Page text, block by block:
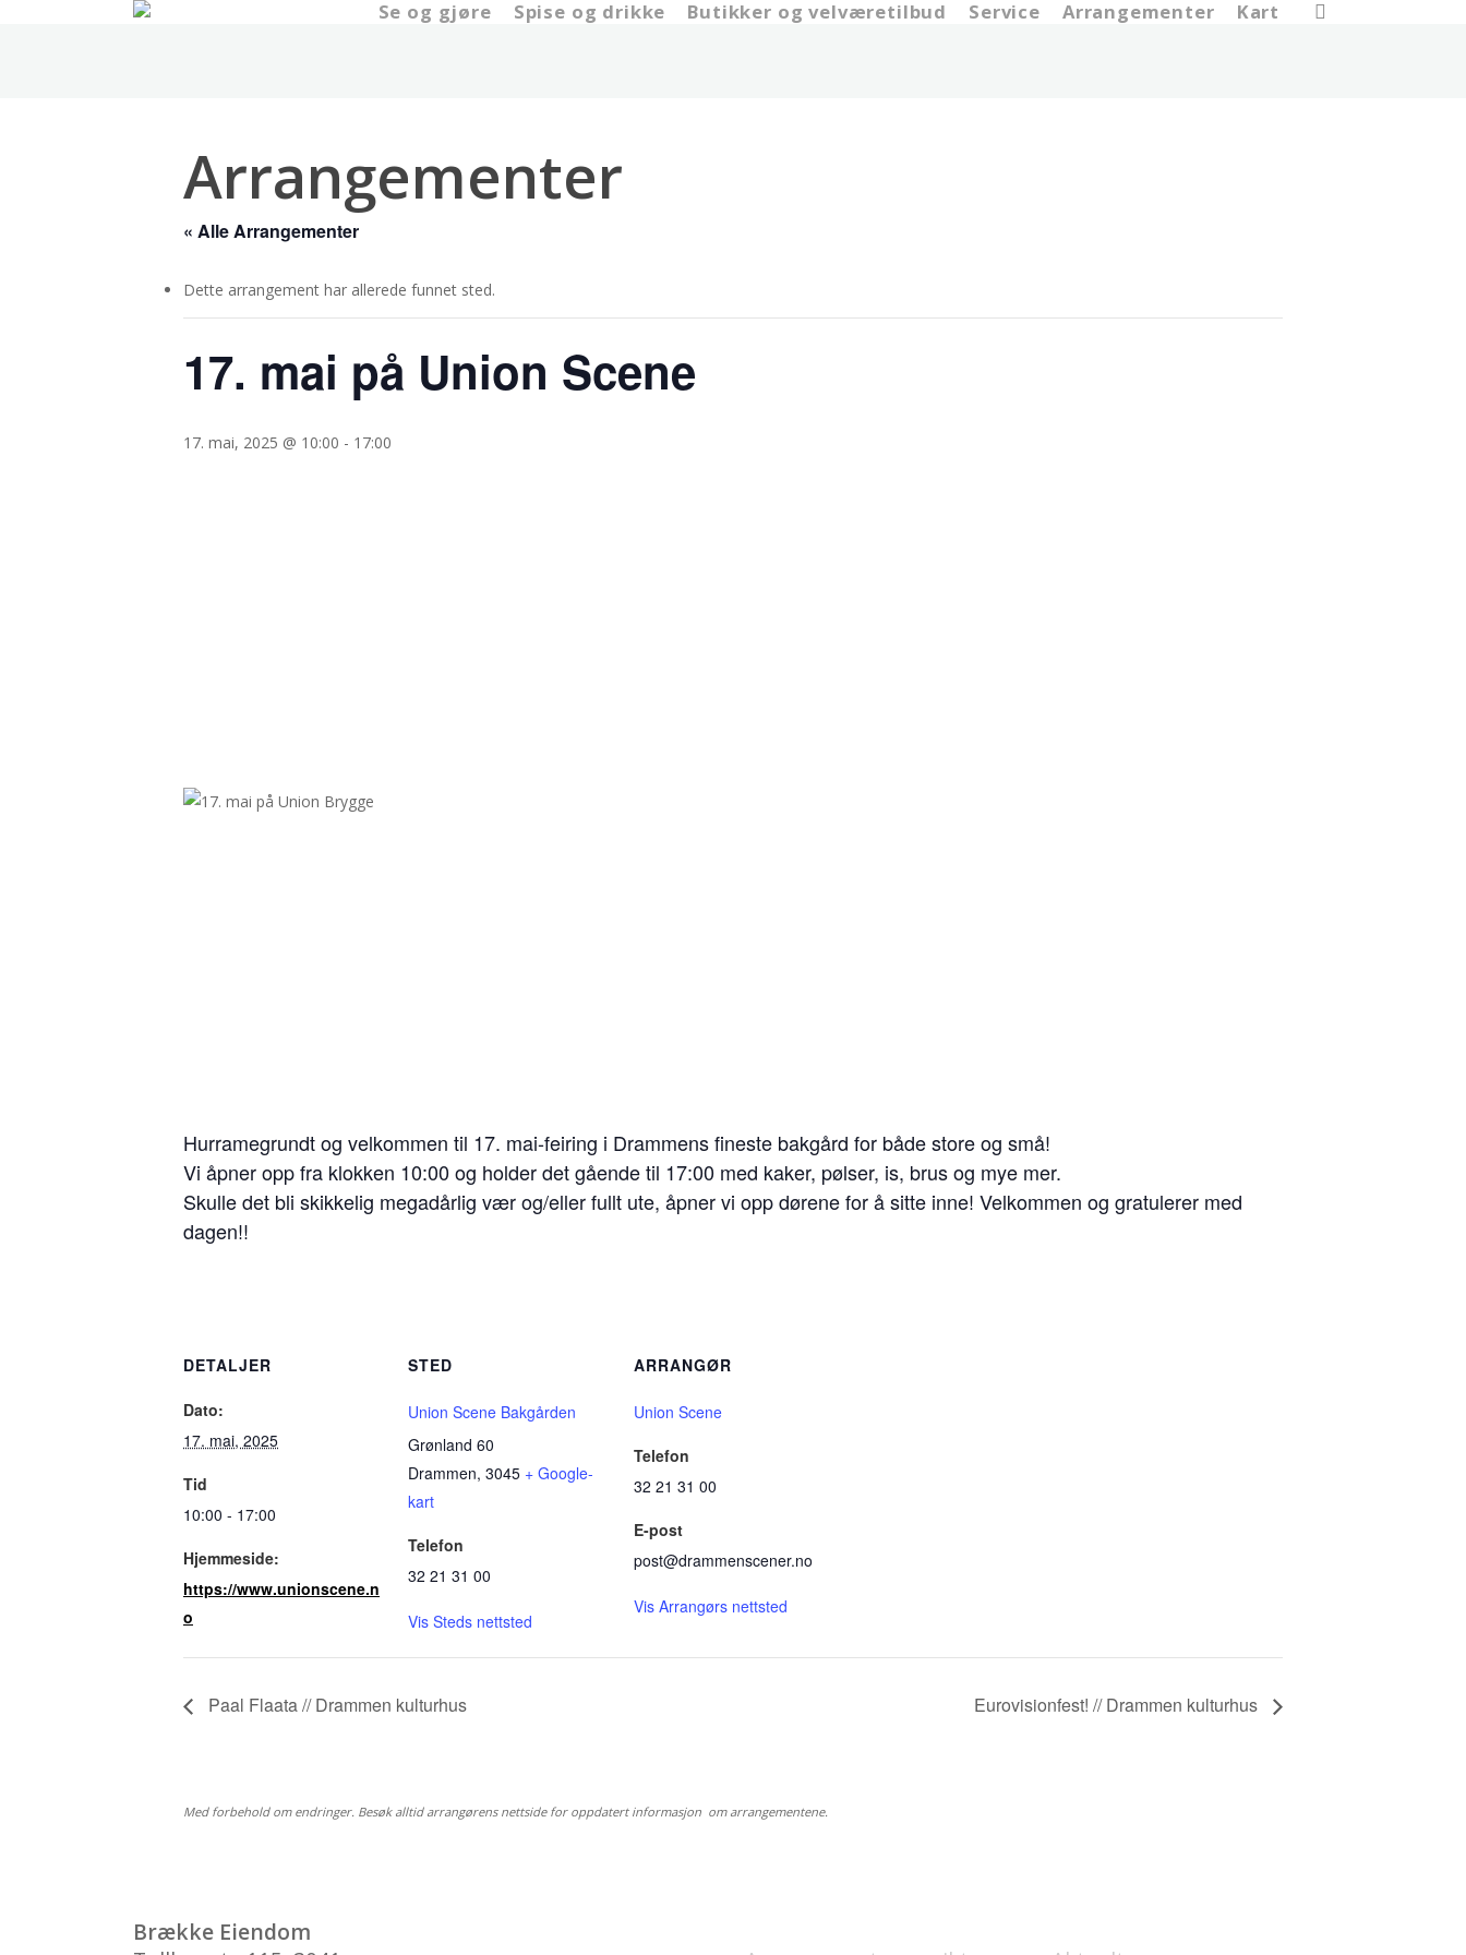
Se og gjøre Spise og drikke Butikker og velværetilbud Service Arrangementer Kart
Arrangementer
« Alle Arrangementer
Dette arrangement har allerede funnet sted.
17. mai på Union Scene
17. mai, 2025 @ 10:00 - 17:00
Hurramegrundt og velkommen til 17. mai-feiring i Drammens fineste bakgård for både store og små!
Vi åpner opp fra klokken 10:00 og holder det gående til 17:00 med kaker, pølser, is, brus og mye mer.
Skulle det bli skikkelig megadårlig vær og/eller fullt ute, åpner vi opp dørene for å sitte inne! Velkommen og gratulerer med
dagen!!
DETALJER
Dato:
17. mai, 2025
Tid
10:00 - 17:00
Hjemmeside:
https://www.unionscene.n
o
STED
Union Scene Bakgården
Grønland 60
Drammen, 3045 + Google-
kart
Telefon
32 21 31 00
Vis Steds nettsted
ARRANGØR
Union Scene
Telefon
32 21 31 00
E-post
post@drammenscener.no
Vis Arrangørs nettsted
Paal Flaata // Drammen kulturhus Eurovisionfest! // Drammen kulturhus
Med forbehold om endringer. Besøk alltid arrangørens nettside for oppdatert informasjon om arrangementene.
Brække Eiendom